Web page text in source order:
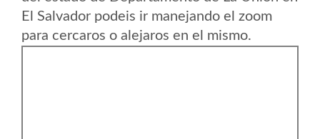
El Salvador podeis ir manejando el zoom
para cercaros o alejaros en el mismo.